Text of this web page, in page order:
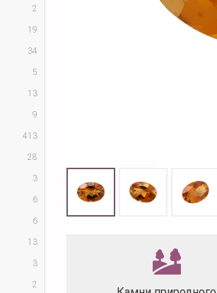
2
19
34
5
13
9
413
28
3
6
6
13
3
2